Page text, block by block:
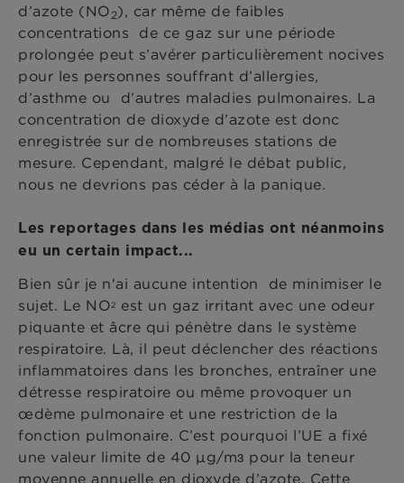
d’azote (NO2), car même de faibles
concentrations de ce gaz sur une période
prolongée peut s’avérer particulièrement nocives
pour les personnes souffrant d’allergies,
d’asthme ou d’autres maladies pulmonaires. La
concentration de dioxyde d’azote est donc
enregistrée sur de nombreuses stations de
mesure. Cependant, malgré le débat public,
nous ne devrions pas céder à la panique.
Les reportages dans les médias ont néanmoins
eu un certain impact...
Bien sûr je n'ai aucune intention de minimiser le
sujet. Le NO2 est un gaz irritant avec une odeur
piquante et âcre qui pénètre dans le système
respiratoire. Là, il peut déclencher des réactions
inflammatoires dans les bronches, entraîner une
détresse respiratoire ou même provoquer un
œdème pulmonaire et une restriction de la
fonction pulmonaire. C’est pourquoi l’UE a fixé
une valeur limite de 40 μg/mɜ pour la teneur
moyenne annuelle en dioxyde d’azote. Cette